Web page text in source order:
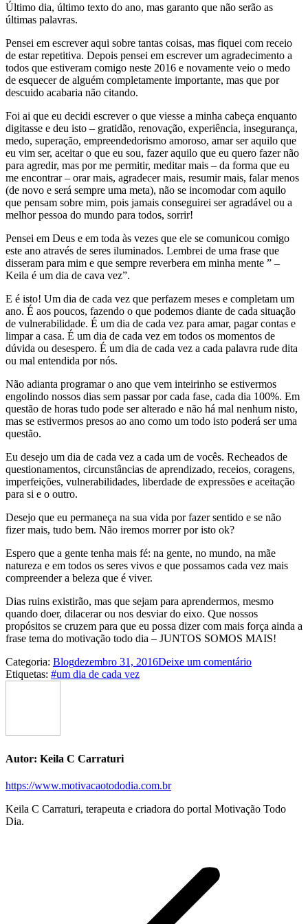
Último dia, último texto do ano, mas garanto que não serão as
últimas palavras.
Pensei em escrever aqui sobre tantas coisas, mas fiquei com receio
de estar repetitiva. Depois pensei em escrever um agradecimento a
todos que estiveram comigo neste 2016 e novamente veio o medo
de esquecer de alguém completamente importante, mas que por
descuido acabaria não citando.
Foi ai que eu decidi escrever o que viesse a minha cabeça enquanto
digitasse e deu isto – gratidão, renovação, experiência, insegurança,
medo, superação, empreendedorismo amoroso, amar ser aquilo que
eu vim ser, aceitar o que eu sou, fazer aquilo que eu quero fazer não
para agredir, mas por me permitir, meditar mais – da forma que eu
me encontrar – orar mais, agradecer mais, resumir mais, falar menos
(de novo e será sempre uma meta), não se incomodar com aquilo
que pensam sobre mim, pois jamais conseguirei ser agradável ou a
melhor pessoa do mundo para todos, sorrir!
Pensei em Deus e em toda às vezes que ele se comunicou comigo
este ano através de seres iluminados. Lembrei de uma frase que
disseram para mim e que sempre reverbera em minha mente ” –
Keila é um dia de cava vez”.
E é isto! Um dia de cada vez que perfazem meses e completam um
ano. É aos poucos, fazendo o que podemos diante de cada situação
de vulnerabilidade. É um dia de cada vez para amar, pagar contas e
limpar a casa. É um dia de cada vez em todos os momentos de
dúvida ou desespero. É um dia de cada vez a cada palavra rude dita
ou mal entendida por nós.
Não adianta programar o ano que vem inteirinho se estivermos
engolindo nossos dias sem passar por cada fase, cada dia 100%. Em
questão de horas tudo pode ser alterado e não há mal nenhum nisto,
mas se estivermos presos ao ano como um todo isto poderá ser uma
questão.
Eu desejo um dia de cada vez a cada um de vocês. Recheados de
questionamentos, circunstâncias de aprendizado, receios, coragens,
imperfeições, vulnerabilidades, liberdade de expressões e aceitação
para si e o outro.
Desejo que eu permaneça na sua vida por fazer sentido e se não
fizer mais, tudo bem. Não iremos morrer por isto ok?
Espero que a gente tenha mais fé: na gente, no mundo, na mãe
natureza e em todos os seres vivos e que possamos cada vez mais
compreender a beleza que é viver.
Dias ruins existirão, mas que sejam para aprendermos, mesmo
quando doer, dilacerar ou nos desviar do eixo. Que nossos
propósitos se cruzem para que eu possa dizer com mais força ainda a
frase tema do motivação todo dia – JUNTOS SOMOS MAIS!
Categoria: Blogdezembro 31, 2016Deixe um comentário
Etiquetas: #um dia de cada vez
Autor: Keila C Carraturi
https://www.motivacaotododia.com.br
Keila C Carraturi, terapeuta e criadora do portal Motivação Todo
Dia.